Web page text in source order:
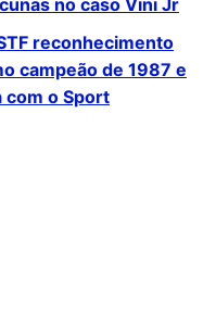
no caso Vini Jr
reconhecimento
campeão de 1987 e
com o Sport